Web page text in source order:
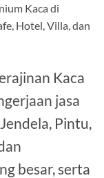
Kaca di
Hotel, Villa, dan
Kaca
jasa
Pintu,
besar, serta